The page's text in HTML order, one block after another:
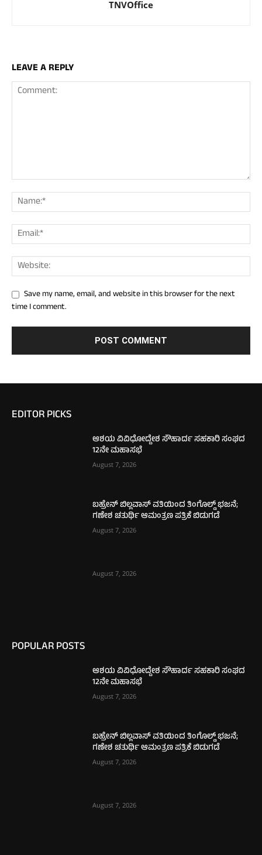
TNVOffice
LEAVE A REPLY
Save my name, email, and website in this browser for the next
time I comment.
EDITOR PICKS
ಆಶಯ ವಿವಿಧೋದ್ದೇಶ ಸೌಹಾರ್ದ ಸಹಕಾರಿ ಸಂಘದ
12ನೇ ಮಹಾಸಭೆ
August 7, 2026
ಬಹ್ರೇನ್ ಬಿಲ್ಲವಾಸ್ ವತಿಯಿಂದ ತಿಂಗೊಲ್ಡ್ ಭಜನೆ;
ಗಣೇಶ ಚತುರ್ಥಿ ಆಮಂತ್ರಣ ಪತ್ರಿಕೆ ಬಿಡುಗಡೆ
August 7, 2026
August 7, 2026
POPULAR POSTS
ಆಶಯ ವಿವಿಧೋದ್ದೇಶ ಸೌಹಾರ್ದ ಸಹಕಾರಿ ಸಂಘದ
12ನೇ ಮಹಾಸಭೆ
August 7, 2026
ಬಹ್ರೇನ್ ಬಿಲ್ಲವಾಸ್ ವತಿಯಿಂದ ತಿಂಗೊಲ್ಡ್ ಭಜನೆ;
ಗಣೇಶ ಚತುರ್ಥಿ ಆಮಂತ್ರಣ ಪತ್ರಿಕೆ ಬಿಡುಗಡೆ
August 7, 2026
August 7, 2026